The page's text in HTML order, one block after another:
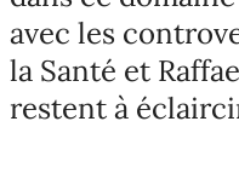
avec les
la Santé et
restent à